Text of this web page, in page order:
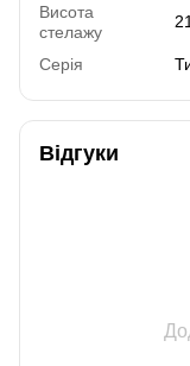
Висота
стелажу
Серія
Відгуки